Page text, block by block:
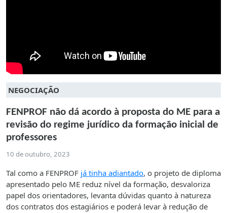
NEGOCIAÇÃO
FENPROF não dá acordo à proposta do ME para a
revisão do regime jurídico da formação inicial de
professores
10 de outubro, 2023
Tal como a FENPROF já tinha adiantado, o projeto de diploma
apresentado pelo ME reduz nível da formação, desvaloriza
papel dos orientadores, levanta dúvidas quanto à natureza
dos contratos dos estagiários e poderá levar à redução de